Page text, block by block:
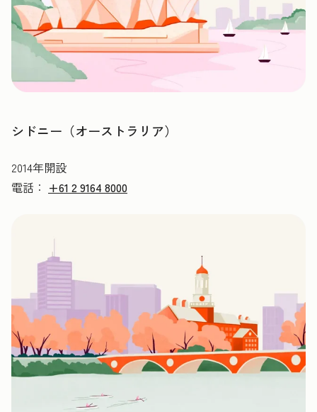
シドニー（オーストラリア）
2014年開設
電話： +61 2 9164 8000